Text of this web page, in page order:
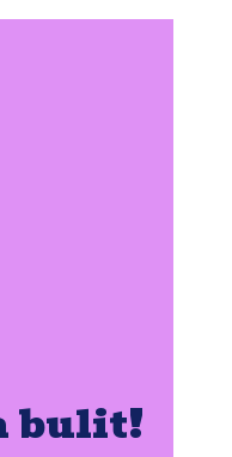
bulit!